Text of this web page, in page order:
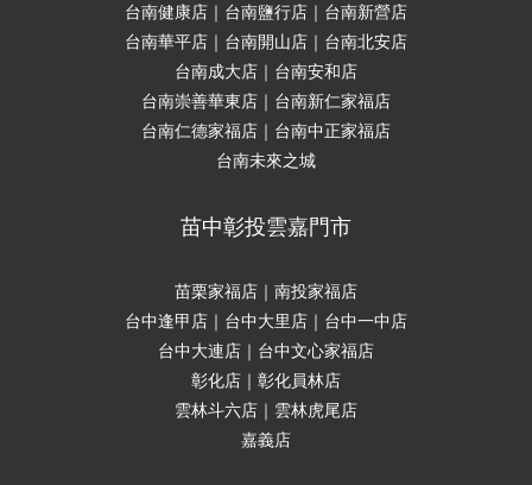
台南健康店｜台南鹽行店｜台南新營店
台南華平店｜台南開山店｜台南北安店
台南成大店｜台南安和店
台南崇善華東店｜台南新仁家福店
台南仁德家福店｜台南中正家福店
台南未來之城
苗中彰投雲嘉門市
苗栗家福店｜南投家福店
台中逢甲店｜台中大里店｜台中一中店
台中大連店｜台中文心家福店
彰化店｜彰化員林店
雲林斗六店｜雲林虎尾店
嘉義店